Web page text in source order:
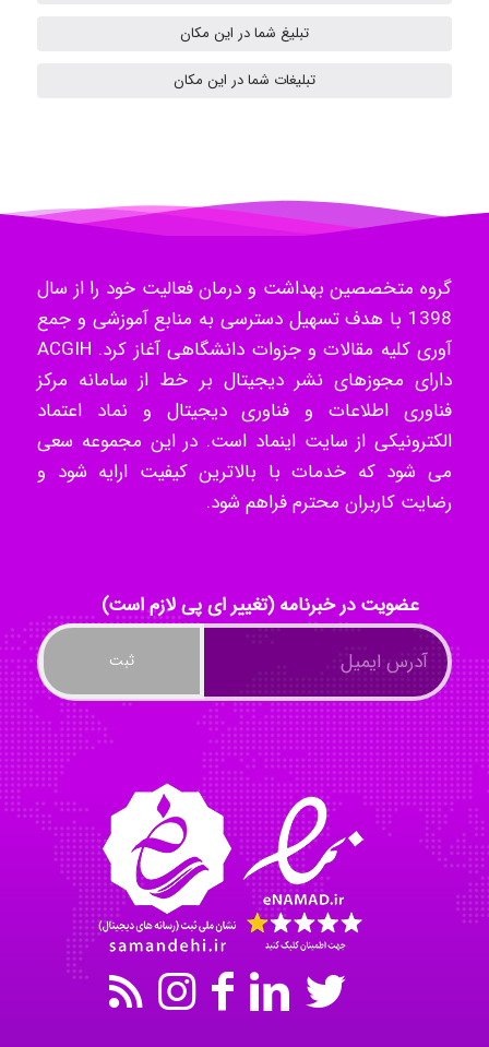
Hossein Znd
k.aryan
ilhan200
Mohammad
Tavan
akhtar shahsavandi
تبلیغ شما در این مکان
تبلیغات شما در این مکان
گروه متخصصین بهداشت و درمان فعالیت خود را از سال
1398 با هدف تسهیل دسترسی به منابع آموزشی و جمع
آوری کلیه مقالات و جزوات دانشگاهی آغاز کرد. ACGIH
دارای مجوزهای نشر دیجیتال بر خط از سامانه مرکز
فناوری اطلاعات و فناوری دیجیتال و نماد اعتماد
الکترونیکی از سایت اینماد است. در این مجموعه سعی
می شود که خدمات با بالاترین کیفیت ارایه شود و
رضایت کاربران محترم فراهم شود.
عضویت در خبرنامه (تغییر ای پی لازم است)